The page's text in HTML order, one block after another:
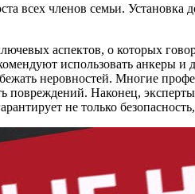
всех членов семьи.
аспектов, о которых
использовать анкеры
неровностей. Многие
повреждений. Наконец,
не только